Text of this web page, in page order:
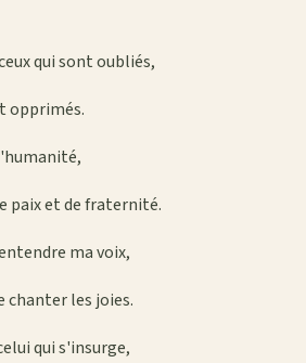
qui sont oubliés,
opprimés.
paix et de fraternité.
ma voix,
chanter les joies.
qui s'insurge,